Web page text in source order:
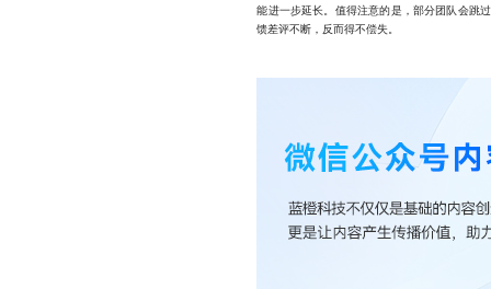
能进一步延长。值得注意的是，部分团队会跳
馈差评不断，反而得不偿失。